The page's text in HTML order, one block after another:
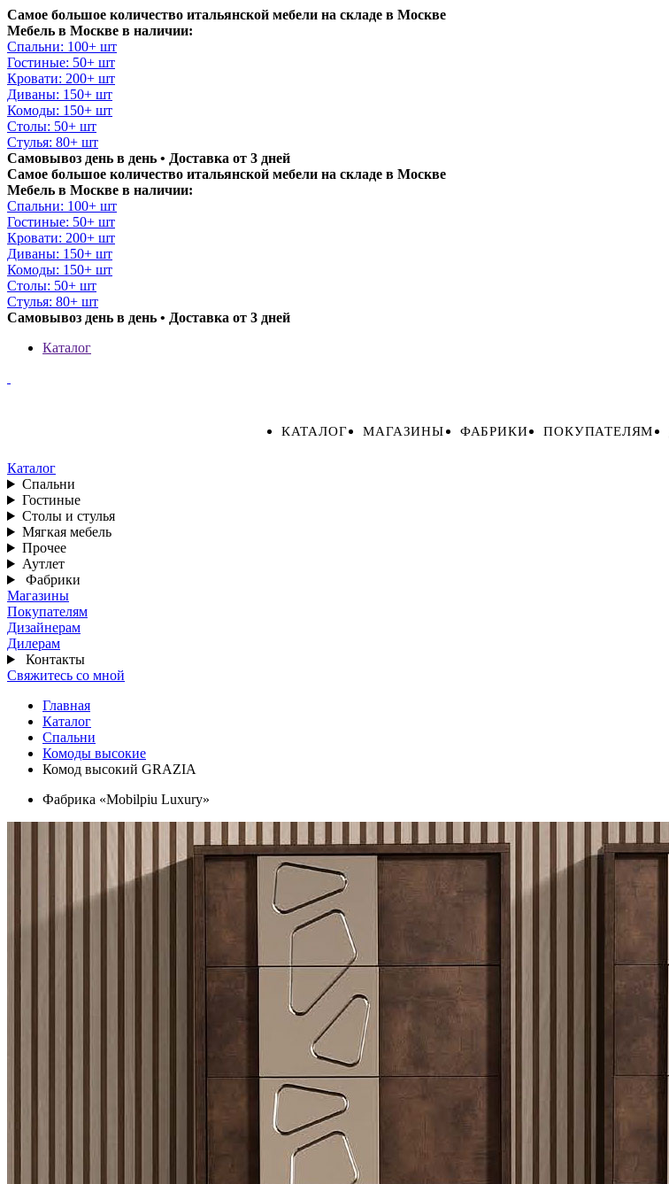
Самое большое количество итальянской мебели на складе в Москве
Мебель в Москве в наличии:
Спальни: 100+ шт
Гостиные: 50+ шт
Кровати: 200+ шт
Диваны: 150+ шт
Комоды: 150+ шт
Столы: 50+ шт
Стулья: 80+ шт
Самовывоз день в день • Доставка от 3 дней
Самое большое количество итальянской мебели на складе в Москве
Мебель в Москве в наличии:
Спальни: 100+ шт
Гостиные: 50+ шт
Кровати: 200+ шт
Диваны: 150+ шт
Комоды: 150+ шт
Столы: 50+ шт
Стулья: 80+ шт
Самовывоз день в день • Доставка от 3 дней
Каталог
КАТАЛОГ МАГАЗИНЫ ФАБРИКИ ПОКУПАТЕЛЯМ
Каталог
Спальни
Гостиные
Столы и стулья
Мягкая мебель
Прочее
Аутлет
Фабрики
Магазины
Покупателям
Дизайнерам
Дилерам
Контакты
Свяжитесь со мной
Главная
Каталог
Спальни
Комоды высокие
Комод высокий GRAZIA
Фабрика «Mobilpiu Luxury»